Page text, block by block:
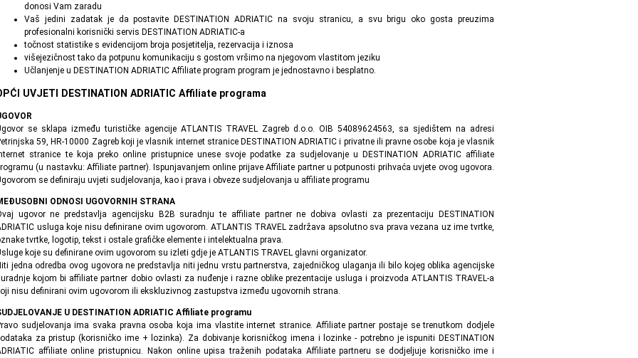
donosi Vam zaradu
Vaš jedini zadatak je da postavite DESTINATION ADRIATIC na svoju stranicu, a svu brigu oko gosta preuzima
profesionalni korisnički servis DESTINATION ADRIATIC-a
točnost statistike s evidencijom broja posjetitelja, rezervacija i iznosa
višejezičnost tako da potpunu komunikaciju s gostom vršimo na njegovom vlastitom jeziku
Učlanjenje u DESTINATION ADRIATIC Affiliate program program je jednostavno i besplatno.
UVJETI DESTINATION ADRIATIC Affiliate programa
se sklapa između turističke agencije ATLANTIS TRAVEL Zagreb d.o.o. OIB 54089624563, sa sjedištem na adresi
59, HR-10000 Zagreb koji je vlasnik internet stranice DESTINATION ADRIATIC i privatne ili pravne osobe koja je vlasnik
stranice te koja preko online pristupnice unese svoje podatke za sudjelovanje u DESTINATION ADRIATIC affiliate
(u nastavku: Affiliate partner). Ispunjavanjem online prijave Affiliate partner u potpunosti prihvaća uvjete ovog ugovora.
se definiraju uvjeti sudjelovanja, kao i prava i obveze sudjelovanja u affiliate programu
ODNOSI UGOVORNIH STRANA
ugovor ne predstavlja agencijsku B2B suradnju te affiliate partner ne dobiva ovlasti za prezentaciju DESTINATION
usluga koje nisu definirane ovim ugovorom. ATLANTIS TRAVEL zadržava apsolutno sva prava vezana uz ime tvrtke,
tvrtke, logotip, tekst i ostale grafičke elemente i intelektualna prava.
koje su definirane ovim ugovorom su izleti gdje je ATLANTIS TRAVEL glavni organizator.
jedna odredba ovog ugovora ne predstavlja niti jednu vrstu partnerstva, zajedničkog ulaganja ili bilo kojeg oblika agencijske
kojom bi affiliate partner dobio ovlasti za nuđenje i razne oblike prezentacije usluga i proizvoda ATLANTIS TRAVEL-a
nisu definirani ovim ugovorom ili ekskluzivnog zastupstva između ugovornih strana.
U DESTINATION ADRIATIC Affiliate programu
sudjelovanja ima svaka pravna osoba koja ima vlastite internet stranice. Affiliate partner postaje se trenutkom dodjele
za pristup (korisničko ime + lozinka). Za dobivanje korisničkog imena i lozinke - potrebno je ispuniti DESTINATION
affiliate online pristupnicu. Nakon online upisa traženih podataka Affiliate partneru se dodjeljuje korisničko ime i